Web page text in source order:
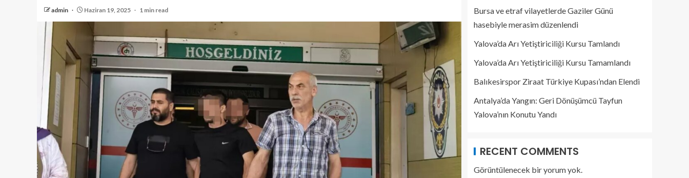
admin Haziran 19, 2025 1 min read
Bursa ve etraf vilayetlerde Gaziler Günü
hasebiyle merasim düzenlendi
Yalova’da Arı Yetiştiriciliği Kursu Tamlandı
Yalova’da Arı Yetiştiriciliği Kursu Tamamlandı
Balıkesirspor Ziraat Türkiye Kupası’ndan Elendi
Antalya’da Yangın: Geri Dönüşümcü Tayfun
Yalova’nın Konutu Yandı
RECENT COMMENTS
Görüntülenecek bir yorum yok.